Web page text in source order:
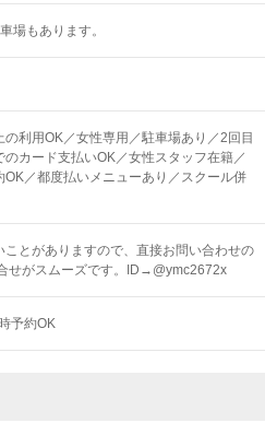
場もあります。
利用OK／女性専用／駐車場あり／2回目
のカード支払いOK／女性スタッフ在籍／
OK／都度払いメニューあり／スクール併
ことがありますので、直接お問い合わせの
せがスムーズです。ID→@ymc2672x
予約OK